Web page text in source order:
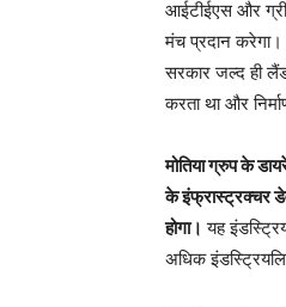
आईटीईएस और
मंच प्रदान करेगा।
सरकार जल्द ही
करता था और
मोतिया ग्रुप के
के इंफ्रास्ट्रक्चर
होगा। यह
अधिक